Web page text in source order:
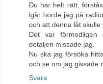
Du har helt rätt,
igår hörde jag på
och att denna låt skulle
Det var förmodligen
detaljen missade jag.
Nu ska jag försöka
och se om jag gissade
Svara